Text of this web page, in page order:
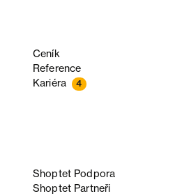
Ceník
Reference
Kariéra 4
Shoptet Podpora
Shoptet Partneři